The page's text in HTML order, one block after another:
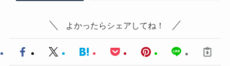
よかったらシェアしてね！